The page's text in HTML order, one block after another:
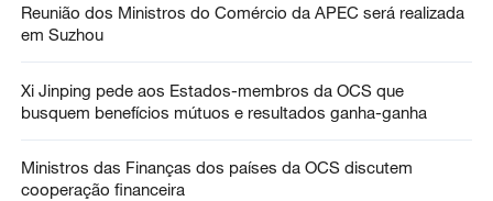
Reunião dos Ministros do Comércio da APEC será realizada
em Suzhou
Xi Jinping pede aos Estados-membros da OCS que
busquem benefícios mútuos e resultados ganha-ganha
Ministros das Finanças dos países da OCS discutem
cooperação financeira